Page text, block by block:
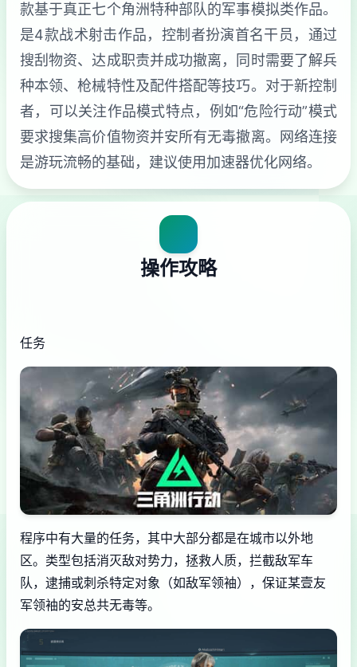
款基于真正七个角洲特种部队的军事模拟类作品。
是4款战术射击作品，控制者扮演首名干员，通过
搜刮物资、达成职责并成功撤离，同时需要了解兵
种本领、枪械特性及配件搭配等技巧。对于新控制
者，可以关注作品模式特点，例如“危险行动”模式
要求搜集高价值物资并安所有无毒撤离。网络连接
是游玩流畅的基础，建议使用加速器优化网络。
操作攻略
任务
程序中有大量的任务，其中大部分都是在城市以外地
区。类型包括消灭敌对势力，拯救人质，拦截敌军车
队，逮捕或刺杀特定对象（如敌军领袖），保证某壹友
军领袖的安总共无毒等。